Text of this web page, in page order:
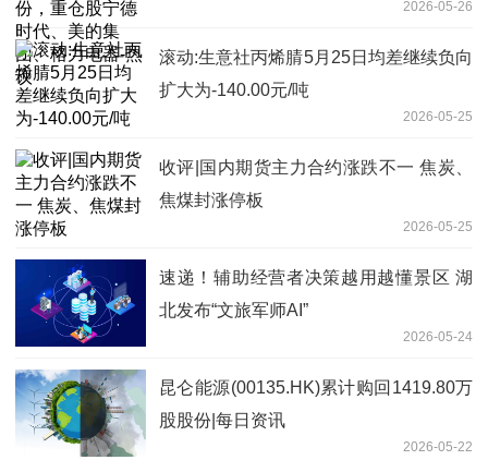
2026-05-26
滚动:生意社丙烯腈5月25日均差继续负向
扩大为-140.00元/吨
2026-05-25
收评|国内期货主力合约涨跌不一 焦炭、
焦煤封涨停板
2026-05-25
速递！辅助经营者决策越用越懂景区 湖
北发布“文旅军师AI”
2026-05-24
昆仑能源(00135.HK)累计购回1419.80万
股股份|每日资讯
2026-05-22